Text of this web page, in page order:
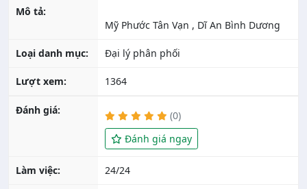
Mô tả:
Loại danh mục: Đại lý phân phối
Lượt xem: 1364
Đánh giá:
(0)
Đánh giá ngay
Làm việc: 24/24